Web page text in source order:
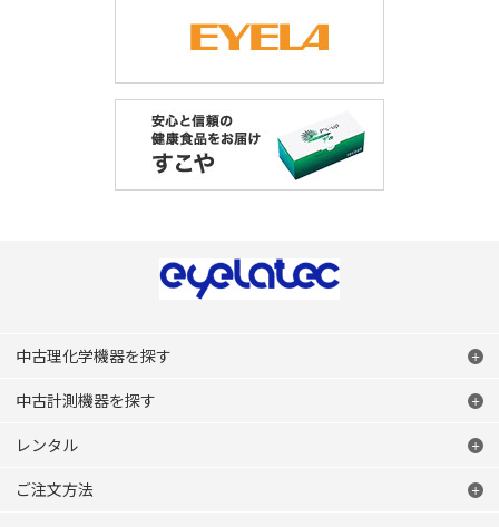
中古理化学機器を探す
中古計測機器を探す
レンタル
ご注文方法